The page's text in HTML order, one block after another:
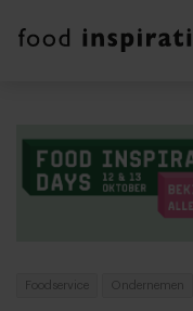
Foodservice Ondernemen